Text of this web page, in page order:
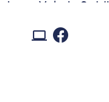
Valerie
the past twenty
her latest work: